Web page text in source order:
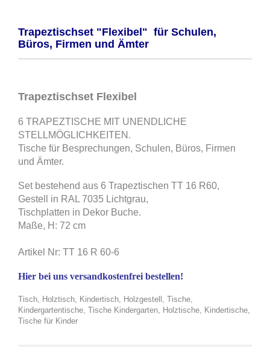
Trapeztischset "Flexibel" für Schulen,
Büros, Firmen und Ämter
Trapeztischset Flexibel
6 TRAPEZTISCHE MIT UNENDLICHE
STELLMÖGLICHKEITEN.
Tische für Besprechungen, Schulen, Büros, Firmen
und Ämter.
Set bestehend aus 6 Trapeztischen TT 16 R60,
Gestell in RAL 7035 Lichtgrau,
Tischplatten in Dekor Buche.
Maße, H: 72 cm
Artikel Nr: TT 16 R 60-6
Hier bei uns versandkostenfrei bestellen!
Tisch, Holztisch, Kindertisch, Holzgestell, Tische,
Kindergartentische, Tische Kindergarten, Holztische, Kindertische,
Tische für Kinder